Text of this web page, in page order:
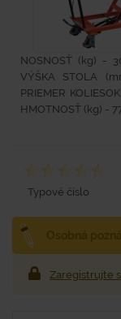
NOSNOSŤ (kg) -
VÝŠKA STOLA
PRIEMER
HMOTNOSŤ (kg) -
Typové číslo
Zaregistrujte